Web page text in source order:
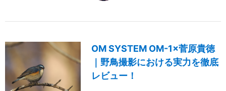
OM SYSTEM OM-1×菅原貴徳
｜野鳥撮影における実力を徹底
レビュー！